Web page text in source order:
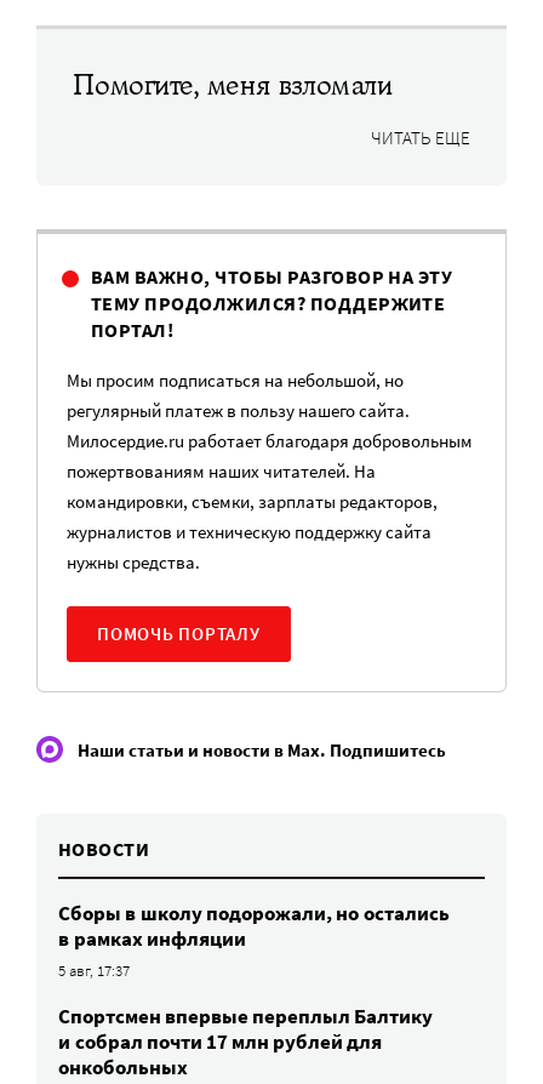
Помогите, меня взломали
ЧИТАТЬ ЕЩЕ
ВАМ ВАЖНО, ЧТОБЫ РАЗГОВОР НА ЭТУ
ТЕМУ ПРОДОЛЖИЛСЯ? ПОДДЕРЖИТЕ
ПОРТАЛ!
Мы просим подписаться на небольшой, но
регулярный платеж в пользу нашего сайта.
Милосердие.ru работает благодаря добровольным
пожертвованиям наших читателей. На
командировки, съемки, зарплаты редакторов,
журналистов и техническую поддержку сайта
нужны средства.
ПОМОЧЬ ПОРТАЛУ
Наши статьи и новости в Max. Подпишитесь
НОВОСТИ
Сборы в школу подорожали, но остались
в рамках инфляции
5 авг, 17:37
Спортсмен впервые переплыл Балтику
и собрал почти 17 млн рублей для
онкобольных